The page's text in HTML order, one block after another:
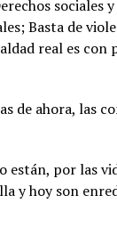
sociales
Basta de
real es con
de ahora, las
están, por las
y hoy son